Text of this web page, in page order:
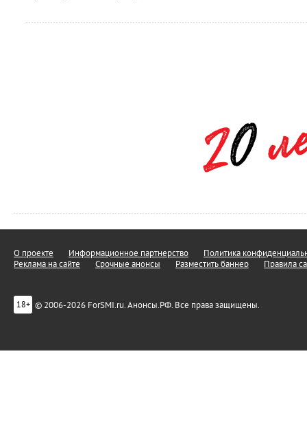
О проекте Информационное партнерство
Политика
Реклама на сайте
Срочные анонсы Разместить баннер Правила
18+ © 2006-2026 ForSMI.ru. Анонсы.РФ. Все права защищены.